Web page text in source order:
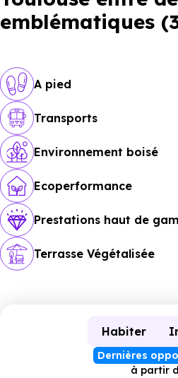
emblématiques
A pied
Transports
Environnement boisé
Ecoperformance
Prestations haut de
Terrasse Végétalisée
Habiter
Dernières
à partir